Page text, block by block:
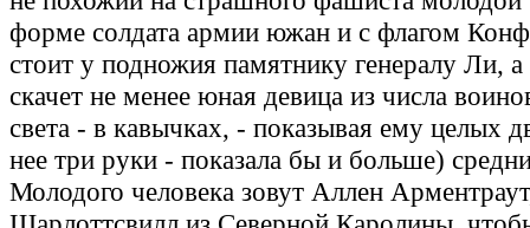
форме солдата армии южан и с флагом
стоит у подножия памятнику генералу Ли,
скачет не менее юная девица из числа
света - в кавычках, - показывая ему целых
нее три руки - показала бы и больше)
Молодого человека зовут Аллен